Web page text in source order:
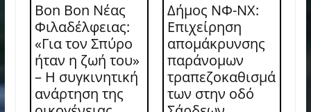
Bon Bon Νέας
Φιλαδέλφειας:
«Για τον Σπύρο
ήταν η ζωή του»
– Η συγκινητική
ανάρτηση της
Δήμος ΝΦ-ΝΧ:
Επιχείρηση
απομάκρυνσης
παράνομων
τραπεζοκαθισμά
των στην οδό